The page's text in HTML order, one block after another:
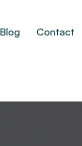
Blog Contact